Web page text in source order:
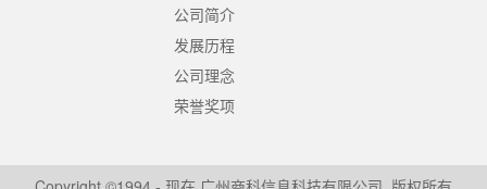
公司简介
发展历程
公司理念
荣誉奖项